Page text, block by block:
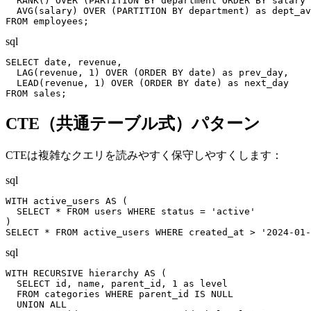
AVG(salary) OVER (PARTITION BY department) as
FROM employees;
sql
SELECT date, revenue,
  LAG(revenue, 1) OVER (ORDER BY date) as prev_day,
  LEAD(revenue, 1) OVER (ORDER BY date) as next_day
FROM sales;
CTE（共通テーブル式）パターン
CTEは複雑なクエリを読みやすく保守しやすくします：
sql
WITH active_users AS (
  SELECT * FROM users WHERE status = 'active'
)
SELECT * FROM active_users WHERE created_at > '2024-
sql
WITH RECURSIVE hierarchy AS (
  SELECT id, name, parent_id, 1 as level
  FROM categories WHERE parent_id IS NULL
  UNION ALL